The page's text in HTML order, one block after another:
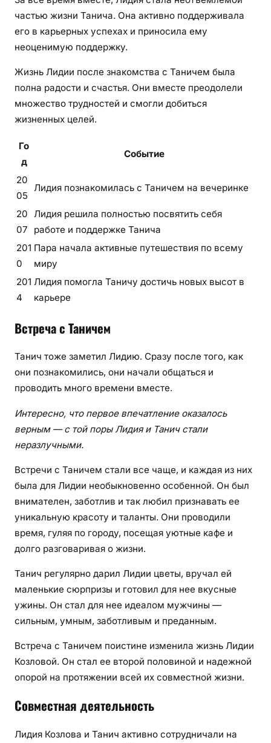
частью жизни Танича. Она активно поддерживала
его в карьерных успехах и приносила ему
неоценимую поддержку.
Жизнь Лидии после знакомства с Таничем была
полна радости и счастья. Они вместе преодолели
множество трудностей и смогли добиться
жизненных целей.
Го
д
Событие
20
05
Лидия познакомилась с Таничем на вечеринке
20
07
Лидия решила полностью посвятить себя
работе и поддержке Танича
201
0
Пара начала активные путешествия по всему
миру
201
4
Лидия помогла Таничу достичь новых высот в
карьере
Встреча с Таничем
Танич тоже заметил Лидию. Сразу после того, как
они познакомились, они начали общаться и
проводить много времени вместе.
Интересно, что первое впечатление оказалось
верным — с той поры Лидия и Танич стали
неразлучными.
Встречи с Таничем стали все чаще, и каждая из них
была для Лидии необыкновенно особенной. Он был
внимателен, заботлив и так любил признавать ее
уникальную красоту и таланты. Они проводили
время, гуляя по городу, посещая уютные кафе и
долго разговаривая о жизни.
Танич регулярно дарил Лидии цветы, вручал ей
маленькие сюрпризы и готовил для нее вкусные
ужины. Он стал для нее идеалом мужчины —
сильным, умным, заботливым и преданным.
Встреча с Таничем поистине изменила жизнь Лидии
Козловой. Он стал ее второй половиной и надежной
опорой на протяжении всей их совместной жизни.
Совместная деятельность
Лидия Козлова и Танич активно сотрудничали на